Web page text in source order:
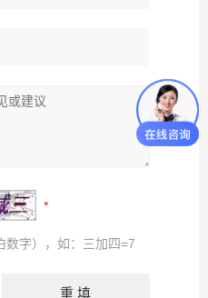
数字），如：三加四=7